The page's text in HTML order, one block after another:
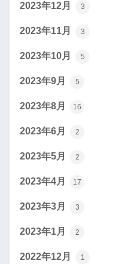
2023年12月 3
2023年11月 3
2023年10月 5
2023年9月 5
2023年8月 16
2023年6月 2
2023年5月 2
2023年4月 17
2023年3月 3
2023年1月 2
2022年12月 1